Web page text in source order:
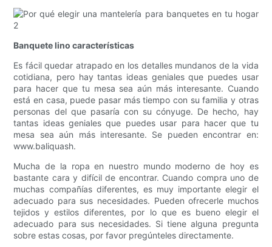
Banquete lino características
Es fácil quedar atrapado en los detalles mundanos de la vida
cotidiana, pero hay tantas ideas geniales que puedes usar
para hacer que tu mesa sea aún más interesante. Cuando
está en casa, puede pasar más tiempo con su familia y otras
personas del que pasaría con su cónyuge. De hecho, hay
tantas ideas geniales que puedes usar para hacer que tu
mesa sea aún más interesante. Se pueden encontrar en:
www.baliquash.
Mucha de la ropa en nuestro mundo moderno de hoy es
bastante cara y difícil de encontrar. Cuando compra uno de
muchas compañías diferentes, es muy importante elegir el
adecuado para sus necesidades. Pueden ofrecerle muchos
tejidos y estilos diferentes, por lo que es bueno elegir el
adecuado para sus necesidades. Si tiene alguna pregunta
sobre estas cosas, por favor pregúnteles directamente.